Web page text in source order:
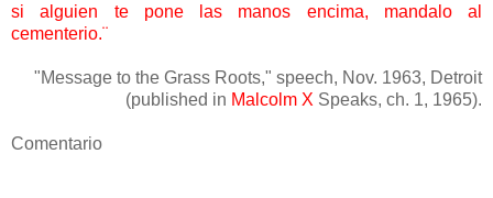
si alguien te pone las manos encima, mandalo al
cementerio.¨
"Message to the Grass Roots," speech, Nov. 1963, Detroit
(published in Malcolm X Speaks, ch. 1, 1965).
Comentario